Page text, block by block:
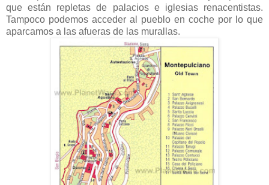
que están repletas de palacios e iglesias renacentistas.
Tampoco podemos acceder al pueblo en coche por lo que
aparcamos a las afueras de las murallas.